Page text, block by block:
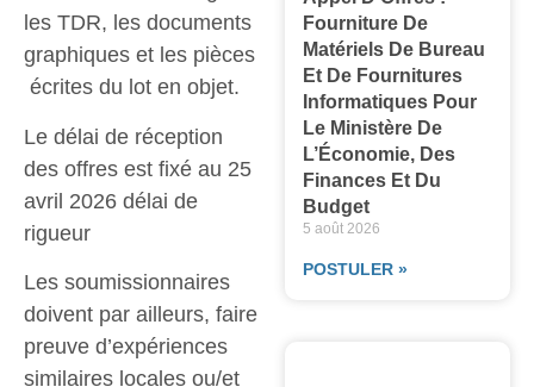
les TDR, les documents
graphiques et les pièces
écrites du lot en objet.
Le délai de réception
des offres est fixé au 25
avril 2026 délai de
rigueur
Les soumissionnaires
doivent par ailleurs, faire
preuve d’expériences
similaires locales ou/et
Fourniture De
Matériels De Bureau
Et De Fournitures
Informatiques Pour
Le Ministère De
L’Économie, Des
Finances Et Du
Budget
5 août 2026
POSTULER »